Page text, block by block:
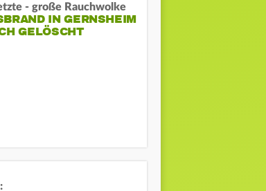
- große Rauchwolke
IN GERNSHEIM E
GELÖSCHT